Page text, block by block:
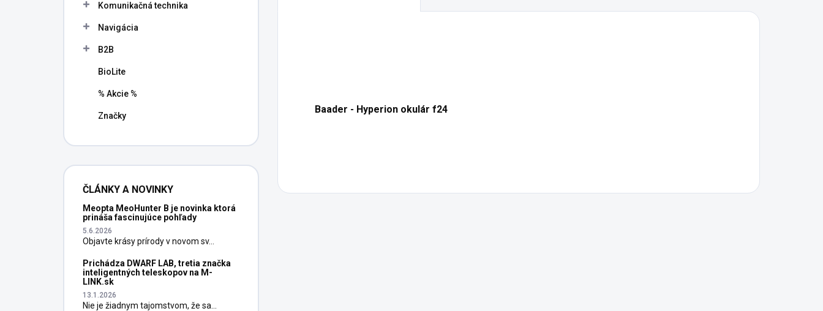
Komunikačná technika
Navigácia
B2B
BioLite
% Akcie %
Značky
ČLÁNKY A NOVINKY
Meopta MeoHunter B je novinka ktorá
prináša fascinujúce pohľady
5.6.2026
Objavte krásy prírody v novom sv...
Prichádza DWARF LAB, tretia značka
inteligentných teleskopov na M-
LINK.sk
13.1.2026
Nie je žiadnym tajomstvom, že sa...
Baader - Hyperion okulár f24